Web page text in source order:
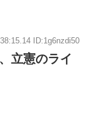
ID:1g6nzdi50
立憲のライ